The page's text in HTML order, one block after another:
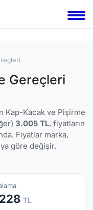
Gereçleri
Kap-Kacak ve Pişirme
3.005 TL, fiyatların
Fiyatlar marka,
göre değişir.
TL